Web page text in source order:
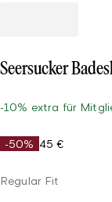
Seersucker
-10% extra für
-50% 45 €
Regular Fit